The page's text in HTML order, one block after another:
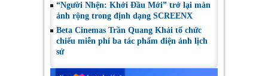
“Người Nhện: Khởi Đầu Mới” trở lại màn
ảnh rộng trong định dạng SCREENX
Beta Cinemas Trần Quang Khải tổ chức
chiếu miễn phí ba tác phẩm điện ảnh lịch
sử